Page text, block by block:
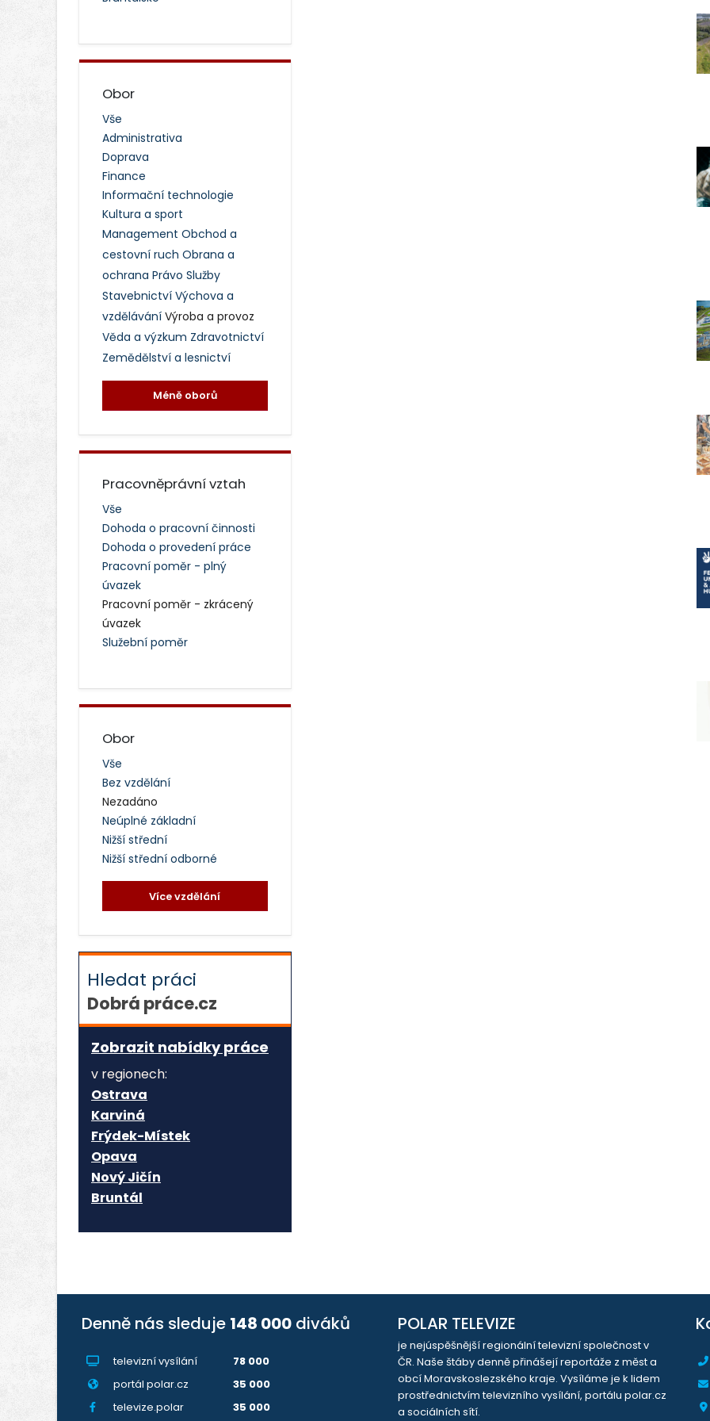
Obor
Vše
Administrativa
Doprava
Finance
Informační technologie
Kultura a sport
Management Obchod a
cestovní ruch Obrana a
ochrana Právo Služby
Stavebnictví Výchova a
vzdělávání Výroba a provoz
Věda a výzkum Zdravotnictví
Zemědělství a lesnictví
Méně oborů
Pracovněprávní vztah
Vše
Dohoda o pracovní činnosti
Dohoda o provedení práce
Pracovní poměr - plný
úvazek
Pracovní poměr - zkrácený
úvazek
Služební poměr
Obor
Vše
Bez vzdělání
Nezadáno
Neúplné základní
Nižší střední
Nižší střední odborné
Více vzdělání
Hledat práci
Dobrá práce.cz
Zobrazit nabídky práce
v regionech:
Ostrava
Karviná
Frýdek-Místek
Opava
Nový Jičín
Bruntál
Denně nás sleduje 148 000 diváků
televizní vysílání
78 000
portál polar.cz
35 000
televize.polar
35 000
POLAR TELEVIZE
je nejúspěšnější regionální televizní společnost v
ČR. Naše štáby denně přinášejí reportáže z měst a
obcí Moravskoslezského kraje. Vysíláme je k lidem
prostřednictvím televizního vysílání, portálu polar.cz
a sociálních sítí.